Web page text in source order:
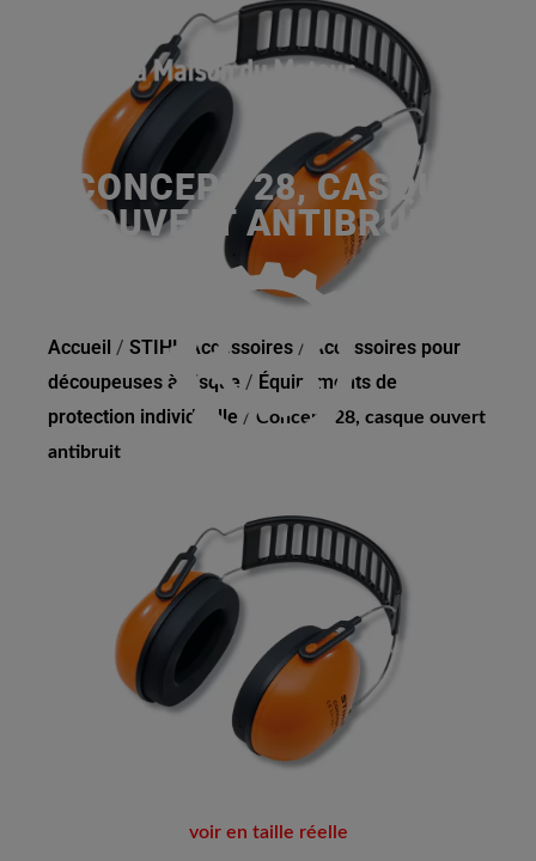
CONCEPT 28, CASQUE
OUVERT ANTIBRUIT
Accueil / STIHL Accessoires /
Accessoires pour
découpeuses à disque / Équipements de
protection individuelle / Concept 28, casque ouvert
antibruit
voir en taille réelle